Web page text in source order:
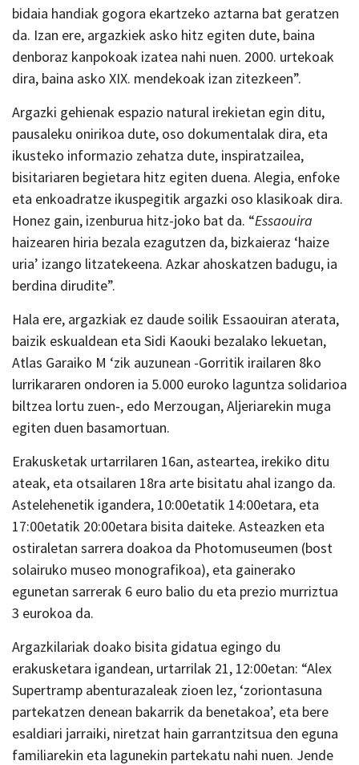
bidaia handiak gogora ekartzeko aztarna bat geratzen
da. Izan ere, argazkiek asko hitz egiten dute, baina
denboraz kanpokoak izatea nahi nuen. 2000. urtekoak
dira, baina asko XIX. mendekoak izan zitezkeen”.
Argazki gehienak espazio natural irekietan egin ditu,
pausaleku onirikoa dute, oso dokumentalak dira, eta
ikusteko informazio zehatza dute, inspiratzailea,
bisitariaren begietara hitz egiten duena. Alegia, enfoke
eta enkoadratze ikuspegitik argazki oso klasikoak dira.
Honez gain, izenburua hitz-joko bat da. “Essaouira
haizearen hiria bezala ezagutzen da, bizkaieraz ‘haize
uria’ izango litzatekeena. Azkar ahoskatzen badugu, ia
berdina dirudite”.
Hala ere, argazkiak ez daude soilik Essaouiran aterata,
baizik eskualdean eta Sidi Kaouki bezalako lekuetan,
Atlas Garaiko M ‘zik auzunean -Gorritik irailaren 8ko
lurrikararen ondoren ia 5.000 euroko laguntza solidarioa
biltzea lortu zuen-, edo Merzougan, Aljeriarekin muga
egiten duen basamortuan.
Erakusketak urtarrilaren 16an, asteartea, irekiko ditu
ateak, eta otsailaren 18ra arte bisitatu ahal izango da.
Astelehenetik igandera, 10:00etatik 14:00etara, eta
17:00etatik 20:00etara bisita daiteke. Asteazken eta
ostiraletan sarrera doakoa da Photomuseumen (bost
solairuko museo monografikoa), eta gainerako
egunetan sarrerak 6 euro balio du eta prezio murriztua
3 eurokoa da.
Argazkilariak doako bisita gidatua egingo du
erakusketara igandean, urtarrilak 21, 12:00etan: “Alex
Supertramp abenturazaleak zioen lez, ‘zoriontasuna
partekatzen denean bakarrik da benetakoa’, eta bere
esaldiari jarraiki, niretzat hain garrantzitsua den eguna
familiarekin eta lagunekin partekatu nahi nuen. Jende